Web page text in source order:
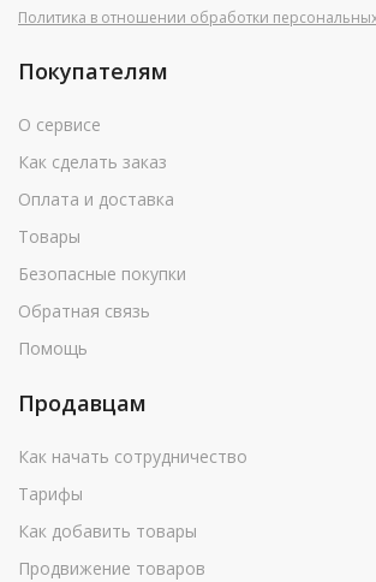
Политика в отношении обработки
Покупателям
О сервисе
Как сделать заказ
Оплата и доставка
Товары
Безопасные покупки
Обратная связь
Помощь
Продавцам
Как начать сотрудничество
Тарифы
Как добавить товары
Продвижение товаров